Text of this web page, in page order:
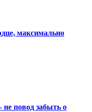
максимально
повод забыть о